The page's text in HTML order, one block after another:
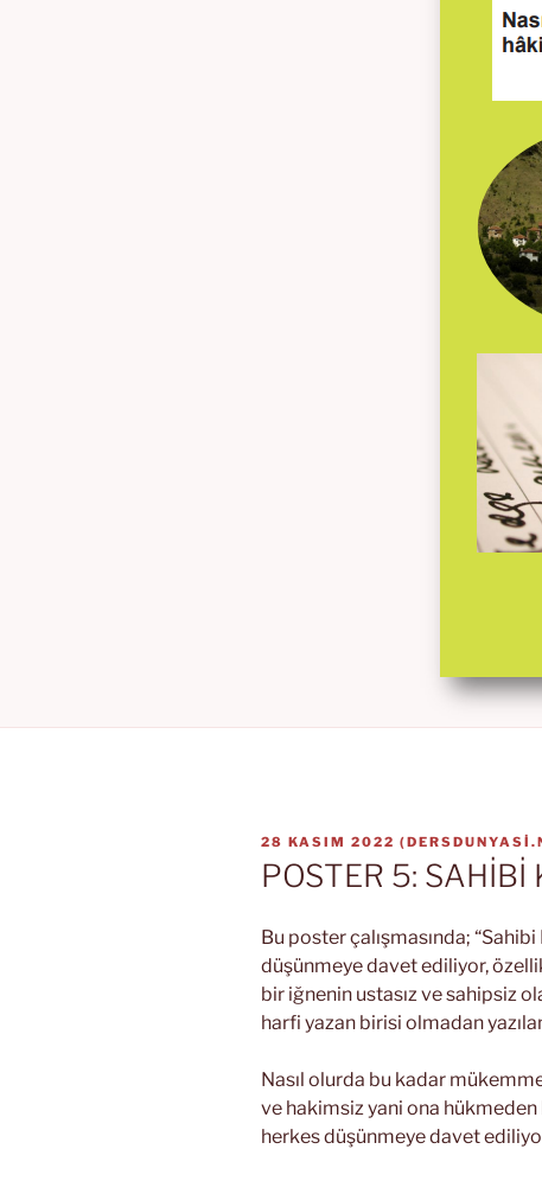
YAYIM
TARIHI
28 KASIM 2022 (
POSTER 5: SAHİBİ
Bu poster çalışmasında;
düşünmeye davet ediliyor,
bir iğnenin ustasız ve sahipsiz
harfi yazan birisi olmadan
Nasıl olurda bu kadar
ve hakimsiz yani ona
herkes düşünmeye davet